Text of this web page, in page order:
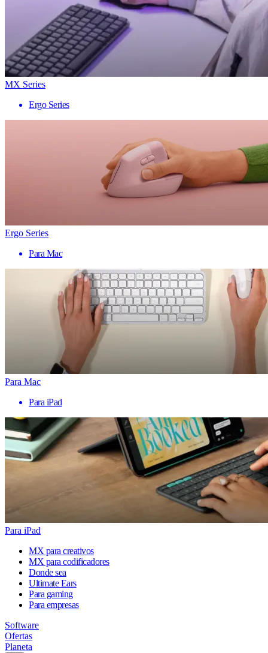
MX Series
Ergo Series
Ergo Series
Para Mac
Para Mac
Para iPad
Para iPad
MX para creativos
MX para codificadores
Donde sea
Ultimate Ears
Para gaming
Para empresas
Software
Ofertas
Planeta